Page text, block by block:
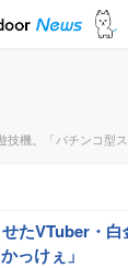
機。「パチンコ型ス
たVTuber・白
っけぇ」